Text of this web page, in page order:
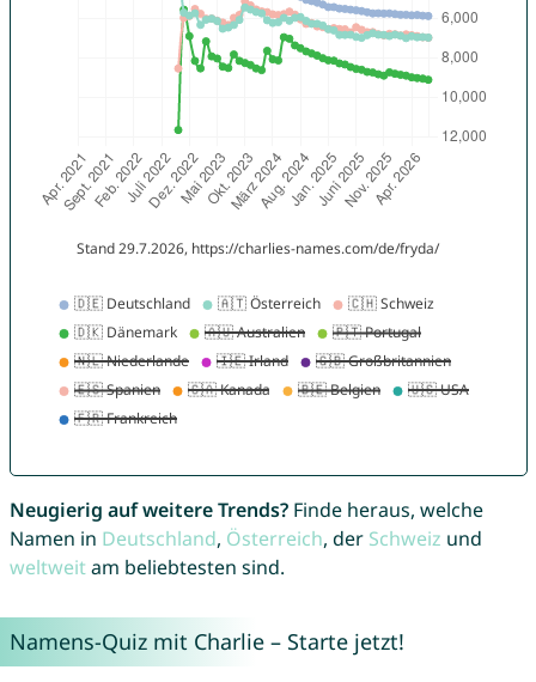
Neugierig auf weitere Trends?Finde heraus, welche
Namen in Deutschland, Österreich, der Schweiz und
weltweitam beliebtesten sind.
Namens-Quiz mit Charlie – Starte jetzt!